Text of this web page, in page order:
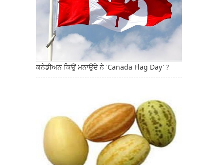
ਕਨੇਡੀਅਨ ਕਿਉਂ ਮਨਾਉਂਦੇ ਨੇ 'Canada Flag Day' ?